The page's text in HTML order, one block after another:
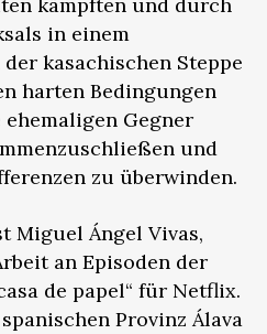
kämpften und durch
in einem
kasachischen Steppe
harten Bedingungen
Gegner
und
zu überwinden.
Miguel Ángel Vivas,
an Episoden der
de papel“ für Netflix.
Provinz Álava